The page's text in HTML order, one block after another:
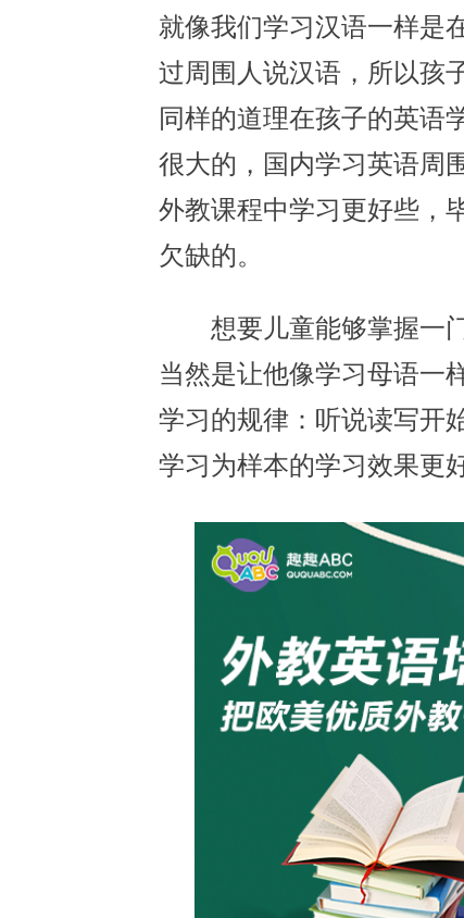
就像我们学习汉语一样是
过周围人说汉语，所以孩
同样的道理在孩子的英语
很大的，国内学习英语周
外教课程中学习更好些，
欠缺的。
想要儿童能够掌握一
当然是让他像学习母语一
学习的规律：听说读写开
学习为样本的学习效果更好